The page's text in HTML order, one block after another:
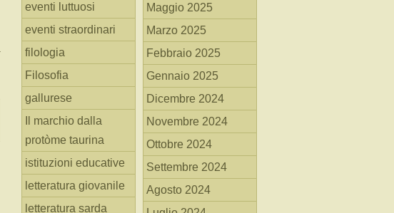
eventi luttuosi
eventi straordinari
filologia
Filosofia
gallurese
Il marchio dalla
protòme taurina
istituzioni educative
letteratura giovanile
letteratura sarda
Maggio 2025
Marzo 2025
Febbraio 2025
Gennaio 2025
Dicembre 2024
Novembre 2024
Ottobre 2024
Settembre 2024
Agosto 2024